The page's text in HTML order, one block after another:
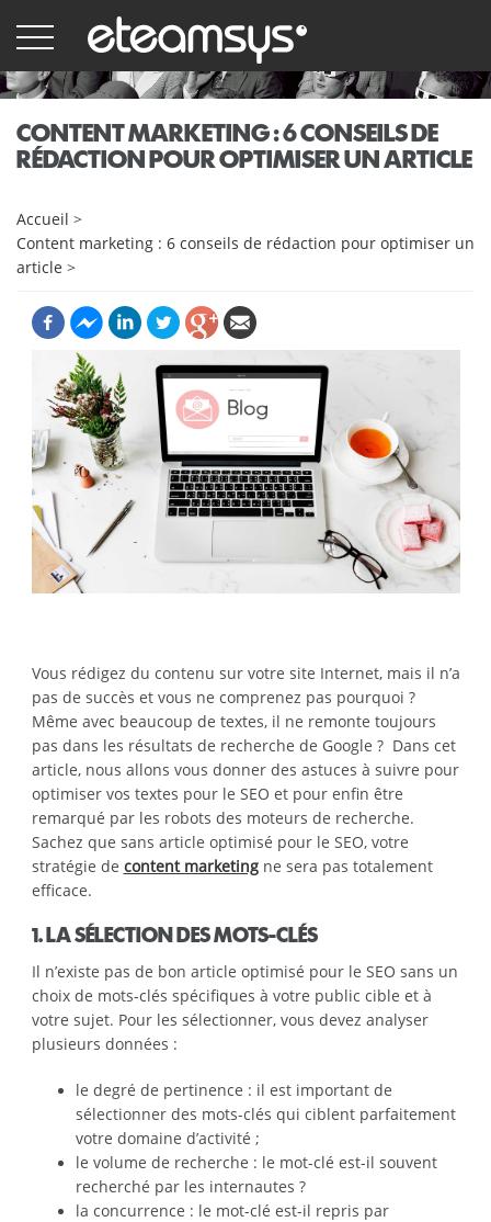
au
principal
CONTENT MARKETING : 6 CONSEILS DE
RÉDACTION POUR OPTIMISER UN ARTICLE
Accueil >
Content marketing : 6 conseils de rédaction pour optimiser un
article >
Vous rédigez du contenu sur votre site Internet, mais il n’a
pas de succès et vous ne comprenez pas pourquoi ?
Même avec beaucoup de textes, il ne remonte toujours
pas dans les résultats de recherche de Google ? Dans cet
article, nous allons vous donner des astuces à suivre pour
optimiser vos textes pour le SEO et pour enfin être
remarqué par les robots des moteurs de recherche.
Sachez que sans article optimisé pour le SEO, votre
stratégie de content marketing ne sera pas totalement
efficace.
1. LA SÉLECTION DES MOTS-CLÉS
Il n’existe pas de bon article optimisé pour le SEO sans un
choix de mots-clés spécifiques à votre public cible et à
votre sujet. Pour les sélectionner, vous devez analyser
plusieurs données :
le degré de pertinence : il est important de
sélectionner des mots-clés qui ciblent parfaitement
votre domaine d’activité ;
le volume de recherche : le mot-clé est-il souvent
recherché par les internautes ?
la concurrence : le mot-clé est-il repris par